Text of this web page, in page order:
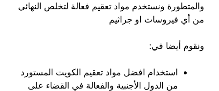
والمتطورة ونستخدم مواد تعقيم فعالة لتخلص النهائي
من أي فيروسات او جراثيم
ونقوم أيضا في:
استخدام افضل مواد تعقيم الكويت المستورد
من الدول الأجنبية والفعالة في القضاء على